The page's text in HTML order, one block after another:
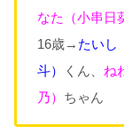
なた（小串日
16歳→ たいし
斗） くん、 ね
乃） ちゃん